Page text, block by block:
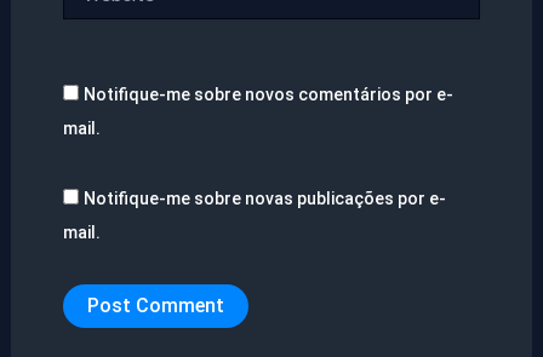
Notifique-me sobre novos comentários por e-
mail.
Notifique-me sobre novas publicações por e-
mail.